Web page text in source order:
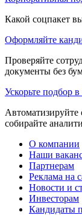
Какой соцпакет
Оформляйте
Проверяйте
документы без
Ускорьте подбор
Автоматизируйте
собирайте
О компании
Наши
Партнерам
Реклама на
Новости и
Инвесторам
Кандидаты